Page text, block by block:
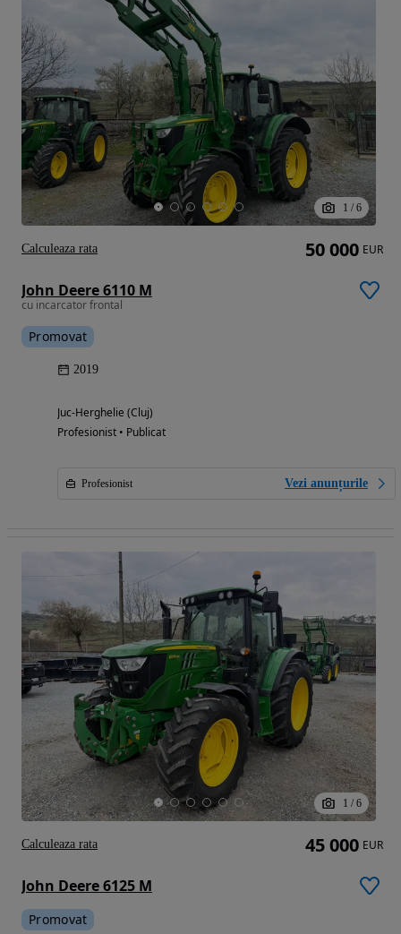
1 / 6
John Deere 6110 M
cu incarcator frontal
Promovat
2019
Juc-Herghelie (Cluj)
Profesionist • Publicat
Profesionist Vezi anunțurile
50 000 EUR
Calculeaza rata
1 / 6
John Deere 6125 M
Promovat
45 000 EUR
Calculeaza rata